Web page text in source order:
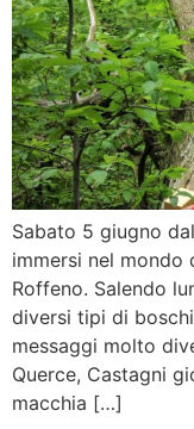
Sabato 5 giugno
immersi nel mondo
Roffeno. Salendo
diversi tipi di
messaggi molto
Querce, Castagni
macchia […]